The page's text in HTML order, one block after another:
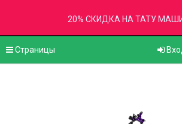
20% СКИДКА НА ТАТУ
Страницы